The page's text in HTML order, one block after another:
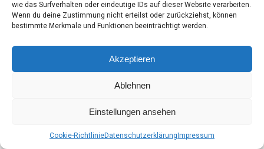
wie das Surfverhalten oder eindeutige IDs auf dieser Website verarbeiten.
Wenn du deine Zustimmung nicht erteilst oder zurückziehst, können
bestimmte Merkmale und Funktionen beeinträchtigt werden.
Akzeptieren
Ablehnen
Einstellungen ansehen
Cookie-RichtlinieDatenschutzerklärung Impressum